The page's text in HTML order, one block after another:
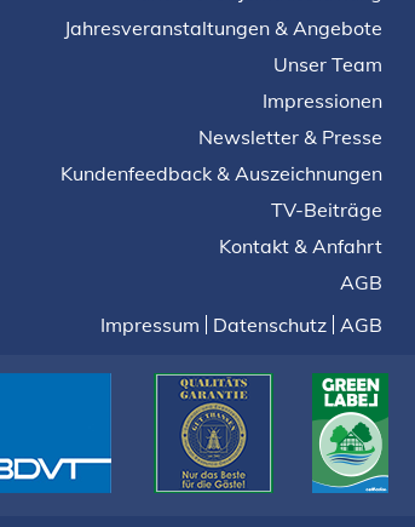
Jahresveranstaltungen & Angebote
Unser Team
Impressionen
Newsletter & Presse
Kundenfeedback & Auszeichnungen
TV-Beiträge
Kontakt & Anfahrt
AGB
Impressum
Datenschutz AGB